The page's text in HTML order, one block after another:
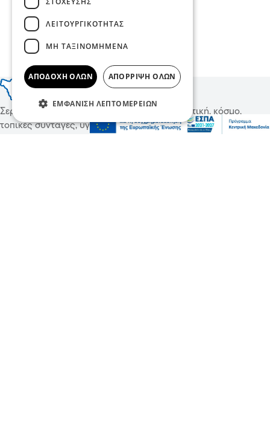
Σερραικά Νέα και όχι μόνο, ειδήσεις για πολιτική, κόσμο,
τοπικές συνταγές, υγεία και πολιτισμό!
ΛΕΙΤΟΥΡΓΙΚΌΤΗΤΑΣ
ΜΗ ΤΑΞΙΝΟΜΗΜΈΝΑ
ΑΠΟΔΟΧΉ ΌΛΩΝ ΑΠΌΡΡΙΨΗ ΌΛΩΝ
ΕΜΦΆΝΙΣΗ ΛΕΠΤΟΜΕΡΕΙΏΝ